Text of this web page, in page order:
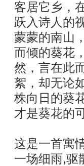
客居它乡，
跃入诗人的
蒙蒙的南山
而倾的葵花
然，言在此
絮，却无论
株向日的葵
才是葵花的
这是一首寓
一场细雨,驱